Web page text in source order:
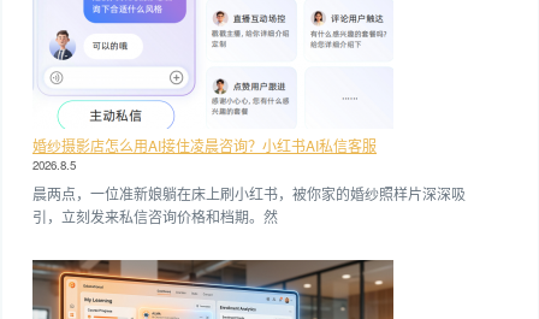
婚纱摄影店怎么用AI接住凌晨咨询？小红书AI私信客服
2026.8.5
晨两点，一位准新娘躺在床上刷小红书，被你家的婚纱照样片深深吸
引，立刻发来私信咨询价格和档期。然